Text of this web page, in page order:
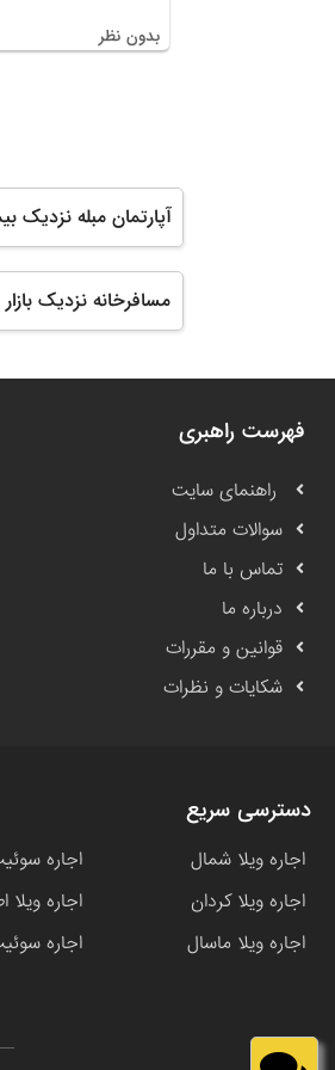
بدون نظر
آپارتمان مبله نزدیک
مسافرخانه نزدیک
فهرست راهبری
راهنمای سایت
سوالات متداول
تماس با ما
درباره ما
قوانین و مقررات
شکایات و نظرات
دسترسی سریع
اجاره ویلا شمال اجاره
اجاره ویلا کردان
اجاره ویلا
اجاره ویلا ماسال
اجاره